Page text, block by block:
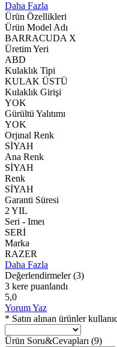
Daha Fazla
Ürün Özellikleri
Ürün Model Adı
BARRACUDA X
Üretim Yeri
ABD
Kulaklık Tipi
KULAK ÜSTÜ
Kulaklık Girişi
YOK
Gürültü Yalıtımı
YOK
Orjınal Renk
SİYAH
Ana Renk
SİYAH
Renk
SİYAH
Garanti Süresi
2 YIL
Seri - Imeı
SERİ
Marka
RAZER
Daha Fazla
Değerlendirmeler (3)
3 kere puanlandı
5,0
Yorum Yaz
* Satın alınan ürünler
Ürün Soru&Cevapları (9)